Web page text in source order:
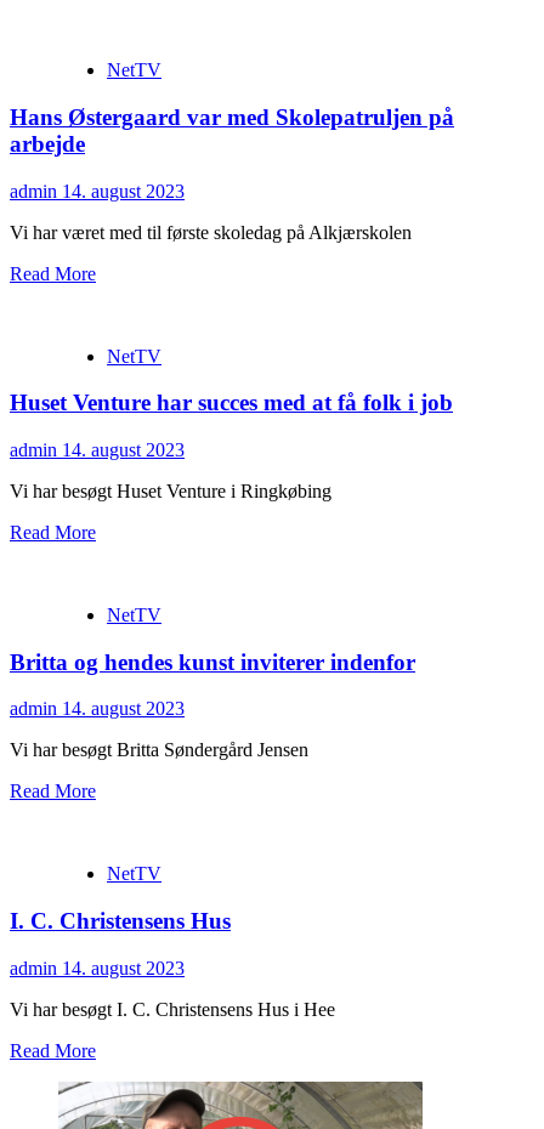
NetTV
Hans Østergaard var med Skolepatruljen på
arbejde
admin 14. august 2023
Vi har været med til første skoledag på Alkjærskolen
Read More
NetTV
Huset Venture har succes med at få folk i job
admin 14. august 2023
Vi har besøgt Huset Venture i Ringkøbing
Read More
NetTV
Britta og hendes kunst inviterer indenfor
admin 14. august 2023
Vi har besøgt Britta Søndergård Jensen
Read More
NetTV
I. C. Christensens Hus
admin 14. august 2023
Vi har besøgt I. C. Christensens Hus i Hee
Read More